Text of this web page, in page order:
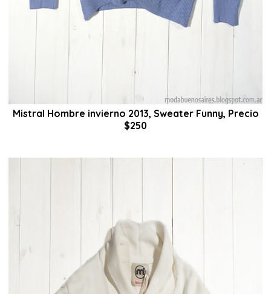
Mistral Hombre invierno 2013, Sweater Funny, Precio
$250